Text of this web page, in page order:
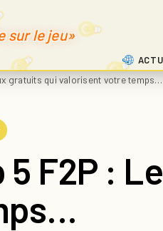
sur le jeu»
gratuits qui valorisent votre temps…
5 F2P :